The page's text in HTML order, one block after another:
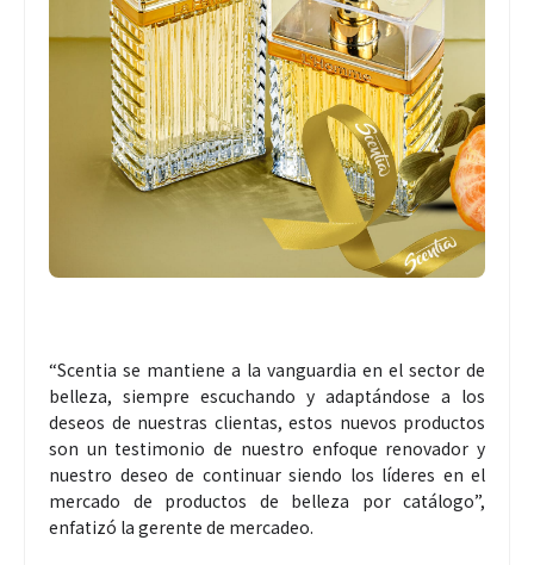
“Scentia se mantiene a la vanguardia en el sector de
belleza, siempre escuchando y adaptándose a los
deseos de nuestras clientas, estos nuevos productos
son un testimonio de nuestro enfoque renovador y
nuestro deseo de continuar siendo los líderes en el
mercado de productos de belleza por catálogo”,
enfatizó la gerente de mercadeo.